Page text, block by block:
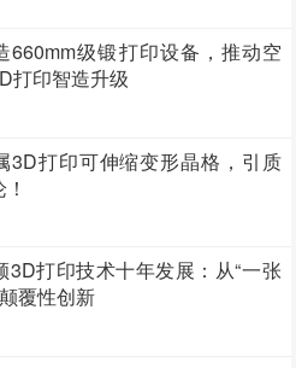
660mm级锻打印设备，推动空
打印智造升级
3D打印可伸缩变形晶格，引质
3D打印技术十年发展：从“一张
覆性创新